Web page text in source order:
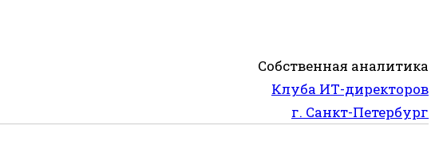
Собственная аналитика
Клуба ИТ-директоров
г. Санкт-Петербург